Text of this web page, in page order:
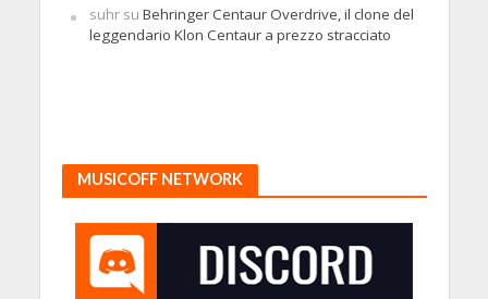
suhrsu Behringer Centaur Overdrive, il clone del
leggendario Klon Centaur a prezzo stracciato
MUSICOFF NETWORK